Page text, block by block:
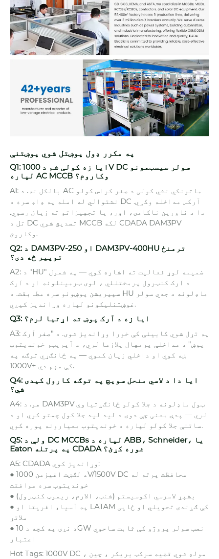
په مکرر ډول پوښتل شوي پوښتنې
Q1: ایا زه کولی شم د 1000V DC سولر سیسټمونو
لپاره AC MCCB وکاروم؟
A1: بالکل نه. د AC ماتونکي نشي کولی د صفر کراس کولو
نشتوالي له امله په ډاډ سره د DC آرکس مداخله وکړي.
دا د ناورین ناکامۍ، اور، یا تجهیزاتو ته زیان رسوي.
تل د DC تصدیق شوي MCCB لکه CDADA DAM3PV
وکاروئ.
Q2: د DAM3PV-250 او DAM3PV-400HU ترمنځ
توپیر څه دی؟
A2: د "HU" ضمیمه لوړ فعالیت ته اشاره کوي — په شمول
د آرک کنټرول پرمختللي ، لوی ټرمینلونه او د آرک
سپپریشن پوښونو سره مطابقت. د HU ماډلونه د جدي سولر
غوښتنلیکونو لپاره وړاندیز کیږي.
Q3: ایا زه د آرک پوښ ته اړتیا لرم؟
A3: په تړل شوي کابینې کې خورا وړاندیز شوی. د "صفر آرک
پوښ" د مداخلې پرمهال پلازما لري، د آپریټر خوندیتوب
ښه کوي او داخلي زیان کموي — په ځانګړي توګه په
1000V+ کې مهم دي.
Q4: ایا دا د لاسي منحل سویچ په توګه کارول کیدی
شي؟
A4: هو. د DAM3PV ټول ماډلونه د جلا کولو ځانګړتیاوې
لري — پدې معنی چې دوی د لید لید جلا کول چمتو کوي او د
ساتنې جلا کولو لپاره د خوندیتوب معیارونه پوره کوي.
Q5: ولې د DC MCCBs لپاره د ABB، Schneider، یا
Eaton په پرتله CDADA غوره کړئ؟
A5: CDADA وړاندیز کوي:
● د لګښت اغیزمن 1000V/1500V DC محافظت پرته له
خوندیتوب سره موافقت
● بشپړ لاسرسي اکوسیستم (شنټ، الارم، ریموټ کنټرول)
● په آسیا، افریقا او LATAM کې ګړندی تحویلي او ځایی
ملاتړ
● د نړۍ په کچه د 10GW نصب سولر پروژو کې ثابت ساحوي
اعتبار
Hot Tags: 1000V DC مولډ شوي قضیه سرکټ بریکر ، چین ،